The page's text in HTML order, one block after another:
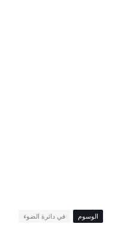
الوسوم في دائرة الضوء